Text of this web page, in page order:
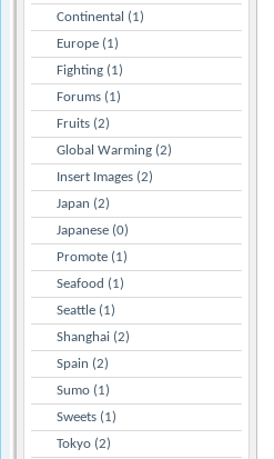
Continental (1)
Europe (1)
Fighting (1)
Forums (1)
Fruits (2)
Global Warming (2)
Insert Images (2)
Japan (2)
Japanese (0)
Promote (1)
Seafood (1)
Seattle (1)
Shanghai (2)
Spain (2)
Sumo (1)
Sweets (1)
Tokyo (2)